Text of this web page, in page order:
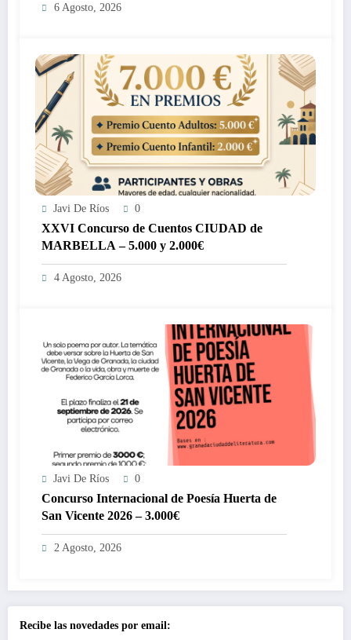
6 Agosto, 2026
Javi De Ríos 0
XXVI Concurso de Cuentos CIUDAD de
MARBELLA – 5.000 y 2.000€
4 Agosto, 2026
Javi De Ríos 0
Concurso Internacional de Poesía Huerta de
San Vicente 2026 – 3.000€
2 Agosto, 2026
Recibe las novedades por email: